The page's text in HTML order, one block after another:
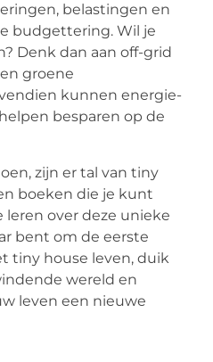
belastingen en
budgettering. Wil je
Denk dan aan off-grid
groene
kunnen energie-
besparen op de
zijn er tal van tiny
boeken die je kunt
over deze unieke
bent om de eerste
tiny house leven, duik
wereld en
leven een nieuwe